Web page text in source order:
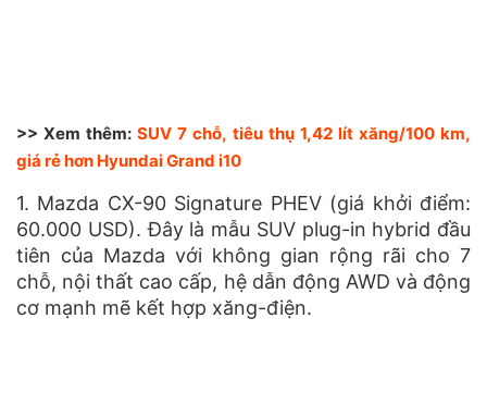
>> Xem thêm:SUV 7 chỗ, tiêu thụ 1,42 lít xăng/100 km,
giá rẻ hơn Hyundai Grand i10
1. Mazda CX-90 Signature PHEV (giá khởi điểm:
60.000 USD). Đây là mẫu SUV plug-in hybrid đầu
tiên của Mazda với không gian rộng rãi cho 7
chỗ, nội thất cao cấp, hệ dẫn động AWD và động
cơ mạnh mẽ kết hợp xăng-điện​.